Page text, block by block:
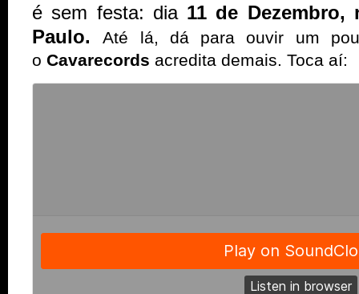
é sem festa: dia 11 de
Paulo.Até lá, dá para ouvir um
o Cavarecords acredita demais. Toca aí: